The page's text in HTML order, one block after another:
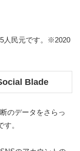
人民元です。※2020
Blade
のデータをさらっ
。